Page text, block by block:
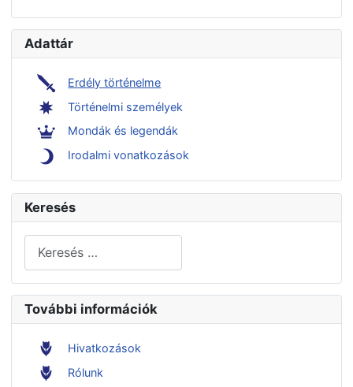
Adattár
Erdély történelme
Történelmi személyek
Mondák és legendák
Irodalmi vonatkozások
Keresés
További információk
Hivatkozások
Rólunk